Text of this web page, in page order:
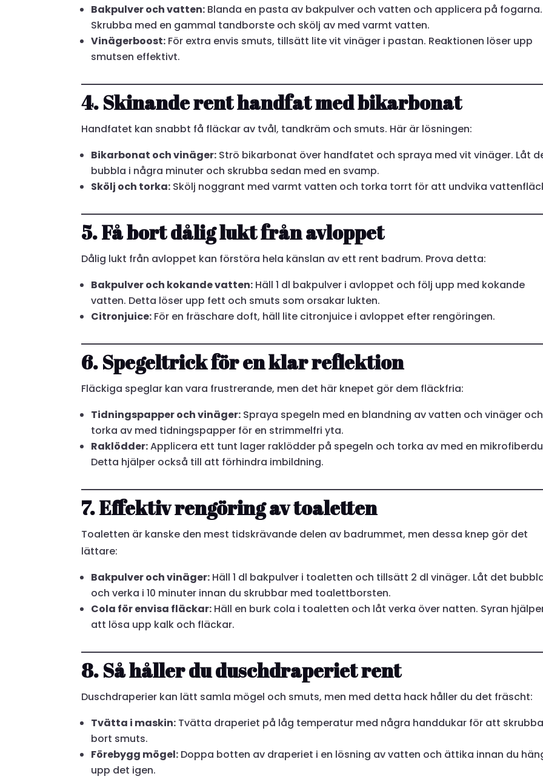
Bakpulver och vatten: Blanda en pasta av bakpulver och vatten och applicera på fogarna.
Skrubba med en gammal tandborste och skölj av med varmt vatten.
Vinägerboost: För extra envis smuts, tillsätt lite vit vinäger i pastan. Reaktionen löser upp
smutsen effektivt.
4. Skinande rent handfat med bikarbonat
Handfatet kan snabbt få fläckar av tvål, tandkräm och smuts. Här är lösningen:
Bikarbonat och vinäger: Strö bikarbonat över handfatet och spraya med vit vinäger. Låt
bubbla i några minuter och skrubba sedan med en svamp.
Skölj och torka: Skölj noggrant med varmt vatten och torka torrt för att undvika
5. Få bort dålig lukt från avloppet
Dålig lukt från avloppet kan förstöra hela känslan av ett rent badrum. Prova detta:
Bakpulver och kokande vatten: Häll 1 dl bakpulver i avloppet och följ upp med kokande
vatten. Detta löser upp fett och smuts som orsakar lukten.
Citronjuice: För en fräschare doft, häll lite citronjuice i avloppet efter rengöringen.
6. Spegeltrick för en klar reflektion
Fläckiga speglar kan vara frustrerande, men det här knepet gör dem fläckfria:
Tidningspapper och vinäger: Spraya spegeln med en blandning av vatten och vinäger och
torka av med tidningspapper för en strimmelfri yta.
Raklödder:Applicera ett tunt lager raklödder på spegeln och torka av med en
Detta hjälper också till att förhindra imbildning.
7. Effektiv rengöring av toaletten
Toaletten är kanske den mest tidskrävande delen av badrummet, men dessa knep gör det
lättare:
Bakpulver och vinäger: Häll 1 dl bakpulver i toaletten och tillsätt 2 dl vinäger. Låt det
och verka i 10 minuter innan du skrubbar med toalettborsten.
Cola för envisa fläckar: Häll en burk cola i toaletten och låt verka över natten. Syran
att lösa upp kalk och fläckar.
8. Så håller du duschdraperiet rent
Duschdraperier kan lätt samla mögel och smuts, men med detta hack håller du det fräscht:
Tvätta i maskin: Tvätta draperiet på låg temperatur med några handdukar för att
bort smuts.
Förebygg mögel: Doppa botten av draperiet i en lösning av vatten och ättika innan du
upp det igen.